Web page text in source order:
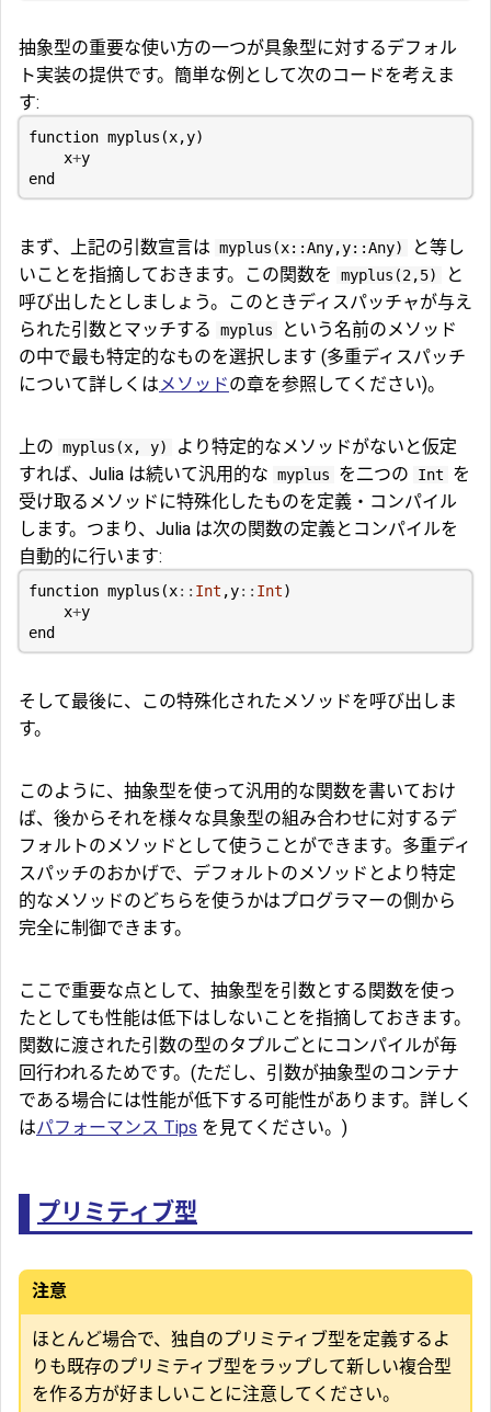
抽象型の重要な使い方の一つが具象型に対するデフォル
ト実装の提供です。簡単な例として次のコードを考えま
す:
function myplus (x,y)
x+y
end
まず、上記の引数宣言は myplus(x::Any,y::Any)
と等し
いことを指摘しておきます。この関数を
myplus(2,5)
と
呼び出したとしましょう。このときディスパッチャが与え
られた引数とマッチする
myplus
という名前のメソッド
の中で最も特定的なものを選択します (多重ディスパッチ
について詳しくは メソッドの章を参照してください)。
上の myplus(x, y)
より特定的なメソッドがないと仮定
すれば、Julia は続いて汎用的な myplus を二つの Int
を
受け取るメソッドに特殊化したものを定義・コンパイル
します。つまり、Julia は次の関数の定義とコンパイルを
自動的に行います:
function myplus (x:: Int ,y:: Int)
x+y
end
そして最後に、この特殊化されたメソッドを呼び出しま
す。
このように、抽象型を使って汎用的な関数を書いておけ
ば、後からそれを様々な具象型の組み合わせに対するデ
フォルトのメソッドとして使うことができます。多重ディ
スパッチのおかげで、デフォルトのメソッドとより特定
的なメソッドのどちらを使うかはプログラマーの側から
完全に制御できます。
ここで重要な点として、抽象型を引数とする関数を使っ
たとしても性能は低下はしないことを指摘しておきます。
関数に渡された引数の型のタプルごとにコンパイルが毎
回行われるためです。(ただし、引数が抽象型のコンテナ
である場合には性能が低下する可能性があります。詳しく
はパフォーマンス Tips を見てください。)
プリミティブ型
注意
ほとんど場合で、独自のプリミティブ型を定義するよ
りも既存のプリミティブ型をラップして新しい複合型
を作る方が好ましいことに注意してください。